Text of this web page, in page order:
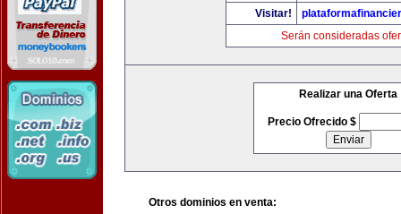
Visitar!
Serán consideradas
Realizar una Oferta
Precio Ofrecido $
Otros dominios en venta: